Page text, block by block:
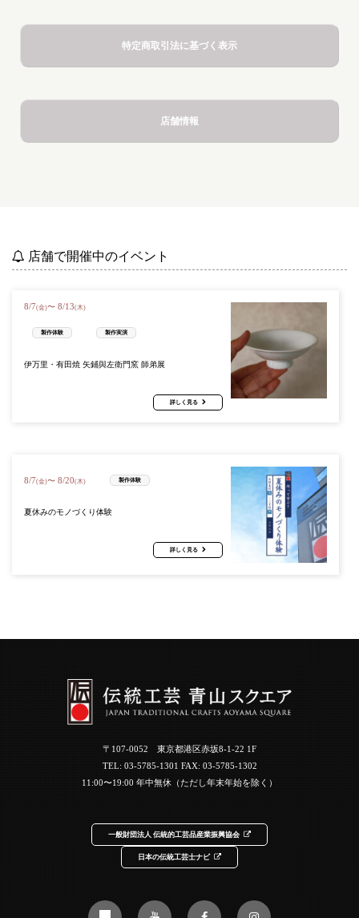
特定商取引法に基づく表示
店舗情報
店舗で開催中のイベント
8/7(金)〜 8/13(木)
製作体験 製作実演
伊万里・有田焼 矢鋪與左衛門窯 師弟展
詳しく見る
8/7(金)〜 8/20(木) 製作体験
夏休みのモノづくり体験
詳しく見る
〒107-0052 東京都港区赤坂8-1-22 1F
TEL: 03-5785-1301 FAX: 03-5785-1302
11:00〜19:00 年中無休（ただし年末年始を除く）
一般財団法人 伝統的工芸品産業振興協会
日本の伝統工芸士ナビ